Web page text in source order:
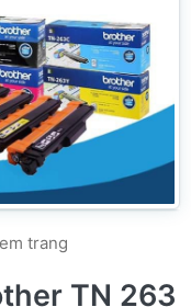
trang
TN 263